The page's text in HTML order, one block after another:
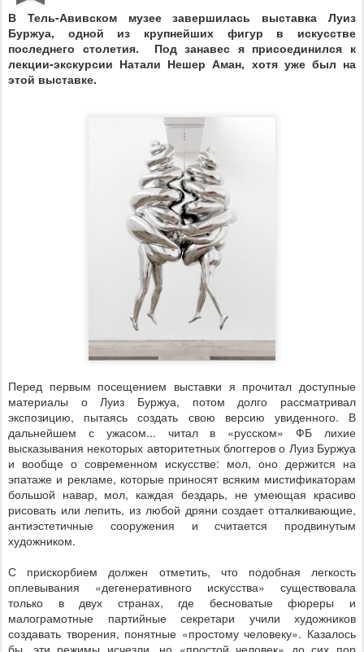
В Тель-Авивском музее завершилась выставка Луиз
Буржуа, одной из крупнейших фигур в искусстве
последнего столетия.
Под занавес я присоединился к
лекции-экскурсии Натали Нешер Аман, хотя уже был на
этой выставке.
Перед первым посещением выставки я прочитал доступные
материалы о Луиз Буржуа, потом долго рассматривал
экспозицию, пытаясь создать свою версию увиденного. В
дальнейшем с ужасом... читал в «русском» ФБ лихие
высказывания некоторых авторитетных блоггеров о Луиз Буржуа
и вообще о современном искусстве: мол, оно держится на
эпатаже и рекламе, которые приносят всяким мистификаторам
большой навар, мол, каждая бездарь, не умеющая красиво
рисовать или лепить, из любой дряни создает отталкивающие,
антиэстетичные сооружения и считается продвинутым
художником.
С прискорбием должен отметить, что подобная легкость
оплевывания «дегенеративного искусства» существовала
только в двух странах, где бесноватые фюреры и
малограмотные партийные секретари учили художников
создавать творения, понятные «простому человеку». Казалось
бы, эти режимы исчезли, но «простой человек» до сих пор